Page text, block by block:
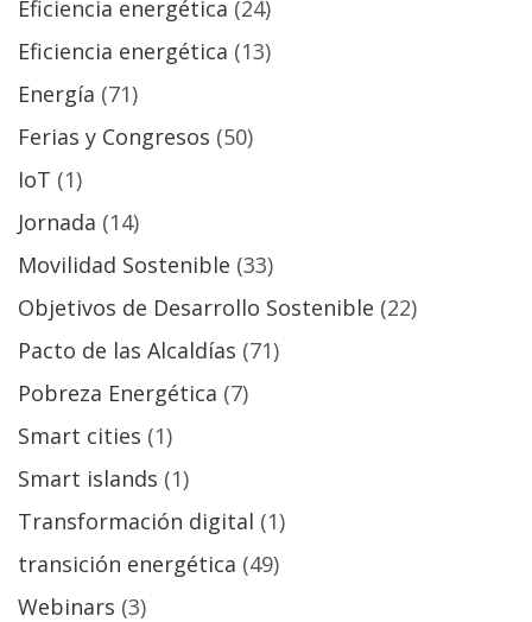
Eficiencia energética (24)
Eficiencia energética (13)
Energía (71)
Ferias y Congresos (50)
IoT (1)
Jornada (14)
Movilidad Sostenible (33)
Objetivos de Desarrollo Sostenible (22)
Pacto de las Alcaldías (71)
Pobreza Energética (7)
Smart cities (1)
Smart islands (1)
Transformación digital (1)
transición energética (49)
Webinars (3)